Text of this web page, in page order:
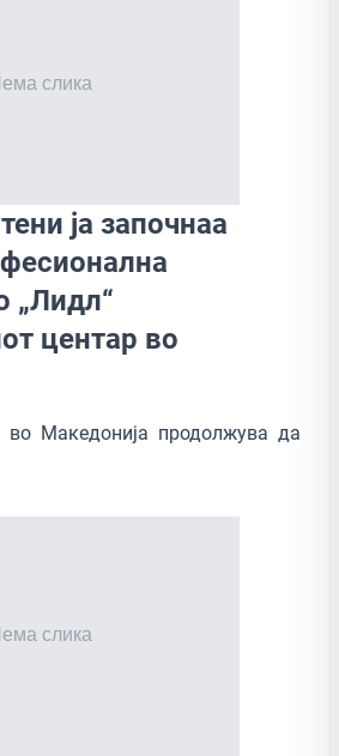
ја започнаа
„Лидл“
центар во
Македонија продолжува да